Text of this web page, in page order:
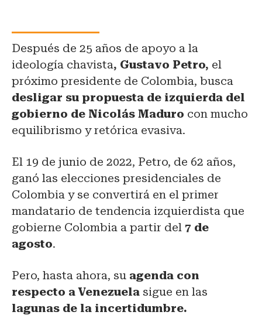
Después de 25 años de apoyo a la
ideología chavista, Gustavo Petro, el
próximo presidente de Colombia, busca
desligar su propuesta de izquierda del
gobierno de Nicolás Maduro con mucho
equilibrismo y retórica evasiva.
El 19 de junio de 2022, Petro, de 62 años,
ganó las elecciones presidenciales de
Colombia y se convertirá en el primer
mandatario de tendencia izquierdista que
gobierne Colombia a partir del 7 de
agosto.
Pero, hasta ahora, su agenda con
respecto a Venezuela sigue en las
lagunas de la incertidumbre.